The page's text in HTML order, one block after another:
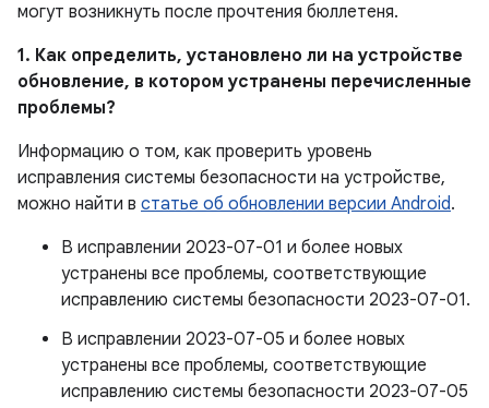
могут возникнуть после прочтения бюллетеня.
1. Как определить, установлено ли на устройстве
обновление, в котором устранены перечисленные
проблемы?
Информацию о том, как проверить уровень
исправления системы безопасности на устройстве,
можно найти в статье об обновлении версии Android.
В исправлении 2023-07-01 и более новых
устранены все проблемы, соответствующие
исправлению системы безопасности 2023-07-01.
В исправлении 2023-07-05 и более новых
устранены все проблемы, соответствующие
исправлению системы безопасности 2023-07-05